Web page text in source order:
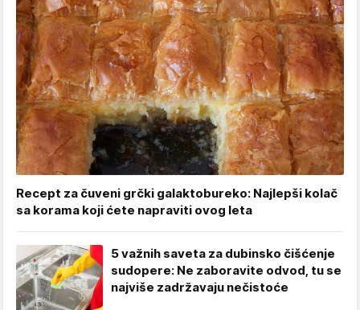
Recept za čuveni grčki galaktobureko: Najlepši kolač
sa korama koji ćete napraviti ovog leta
5 važnih saveta za dubinsko čišćenje
sudopere: Ne zaboravite odvod, tu se
najviše zadržavaju nečistoće